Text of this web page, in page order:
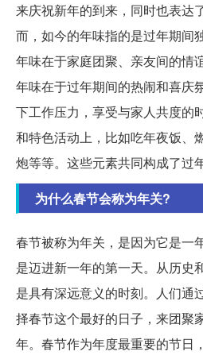
来庆祝新年的到来，同时也表达
而，如今的年味指的是过年期间
年味在于家庭团聚、亲友间的情
年味在于过年期间的热闹和喜庆
下工作压力，享受与家人共度的
和特色活动上，比如吃年夜饭、
炮等等。这些元素共同构成了过
为什么春节会称为年关?
春节被称为年关，是因为它是一
是迈进新一年的第一天。从历史
是具有深远意义的时刻。人们通
择春节这个最好的日子，来团聚
年。春节作为年度最重要的节日